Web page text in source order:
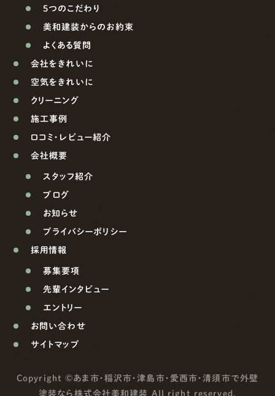
5つのこだわり
美和建装からのお約束
よくある質問
会社をきれいに
空気をきれいに
クリーニング
施工事例
口コミ・レビュー紹介
会社概要
スタッフ紹介
ブログ
お知らせ
プライバシーポリシー
採用情報
募集要項
先輩インタビュー
エントリー
お問い合わせ
サイトマップ
Copyright ©あま市・稲沢市・津島市・愛西市・清須市で外壁
塗装なら株式会社美和建装 All right reserved.